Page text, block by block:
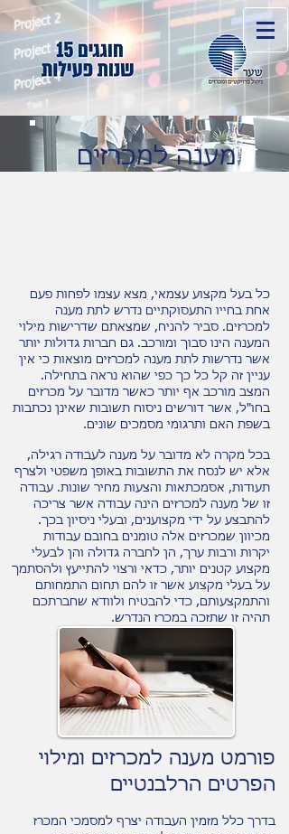
מענה למכרזים
כל בעל מקצוע עצמאי, מצא עצמו לפחות פעם
אחת בחייו התעסוקתיים נדרש לתת מענה
למכרזים. סביר להניח, שמצאתם שדרישות מילוי
המענה הינו סבוך ומורכב. גם חברות גדולות יותר
אשר נדרשות לתת מענה למכרזים מוצאות כי אין
עניין זה קל כל כך כפי שהוא נראה בתחילה.
המצב מורכב אף יותר כאשר מדובר על מכרזים
בחו"ל, אשר דורשים ניסוח תשובות שאינן נכתבות
בשפת האם ותרגומי מסמכים שונים.
בכל מקרה לא מדובר על מענה לעבודה רגילה,
אלא יש לנסח את התשובות באופן משפטי ולצרף
תעודות, אסמכתאות והצעות מחיר שונות. עבודה
זו של מענה למכרזים הינה עבודה אשר צריכה
להתבצע על ידי מקצוענים, ובעלי ניסיון בכך.
מכיוון שמכרזים אלה טומנים בחובם עבודות
יקרות ורבות ערך, הן לחברה גדולה והן לבעלי
מקצוע קטנים יותר, כדאי ורצוי להתייעץ ולהסתמך
על בעלי מקצוע אשר זו להם תחום התמחותם
והתמקצעותם, כדי להבטיח ולוודא שחברתכם
תהיה זו שתזכה במכרז הנדרש.
פורמט מענה למכרזים ומילוי
הפרטים הרלבנטיים
בדרך כלל מזמין העבודה יצרף למסמכי המכרז